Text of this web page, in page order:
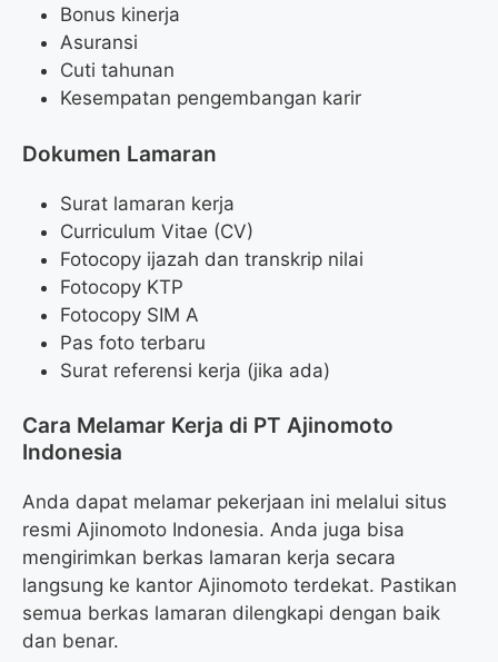
Bonus kinerja
Asuransi
Cuti tahunan
Kesempatan pengembangan karir
Dokumen Lamaran
Surat lamaran kerja
Curriculum Vitae (CV)
Fotocopy ijazah dan transkrip nilai
Fotocopy KTP
Fotocopy SIM A
Pas foto terbaru
Surat referensi kerja (jika ada)
Cara Melamar Kerja di PT Ajinomoto
Indonesia
Anda dapat melamar pekerjaan ini melalui situs
resmi Ajinomoto Indonesia. Anda juga bisa
mengirimkan berkas lamaran kerja secara
langsung ke kantor Ajinomoto terdekat. Pastikan
semua berkas lamaran dilengkapi dengan baik
dan benar.